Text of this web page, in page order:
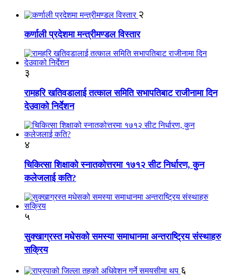
२
कर्णाली प्रदेशमा मन्त्रीमण्डल विस्तार
३
रामहरि खतिवडालाई तत्काल समिति सभापतिबाट राजीनामा दिन
देउवाको निर्देशन
४
चिकित्सा शिक्षाको स्नातकोत्तरमा १७१२ सीट निर्धारण, कुन
कलेजलाई कति?
५
सुक्खाग्रस्त मधेसको समस्या समाधानमा अन्तराष्ट्रिय संस्थाहरु
सक्रिय
६